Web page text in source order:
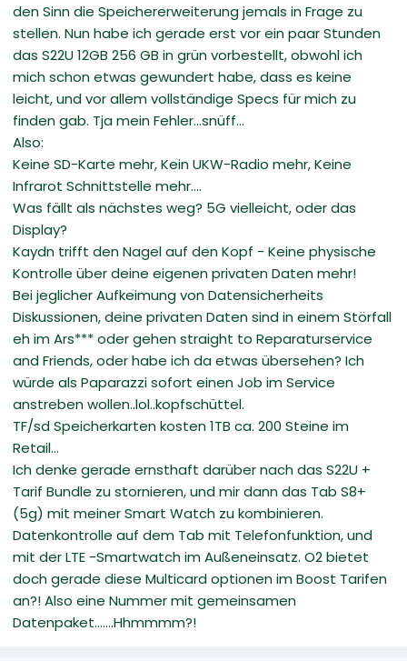
den Sinn die Speichererweiterung jemals in Frage zu
stellen. Nun habe ich gerade erst vor ein paar Stunden
das S22U 12GB 256 GB in grün vorbestellt, obwohl ich
mich schon etwas gewundert habe, dass es keine
leicht, und vor allem vollständige Specs für mich zu
finden gab. Tja mein Fehler...snüff...
Also:
Keine SD-Karte mehr, Kein UKW-Radio mehr, Keine
Infrarot Schnittstelle mehr....
Was fällt als nächstes weg? 5G vielleicht, oder das
Display?
Kaydn trifft den Nagel auf den Kopf - Keine physische
Kontrolle über deine eigenen privaten Daten mehr!
Bei jeglicher Aufkeimung von Datensicherheits
Diskussionen, deine privaten Daten sind in einem Störfall
eh im Ars*** oder gehen straight to Reparaturservice
and Friends, oder habe ich da etwas übersehen? Ich
würde als Paparazzi sofort einen Job im Service
anstreben wollen..lol..kopfschüttel.
TF/sd Speicherkarten kosten 1TB ca. 200 Steine im
Retail...
Ich denke gerade ernsthaft darüber nach das S22U +
Tarif Bundle zu stornieren, und mir dann das Tab S8+
(5g) mit meiner Smart Watch zu kombinieren.
Datenkontrolle auf dem Tab mit Telefonfunktion, und
mit der LTE -Smartwatch im Außeneinsatz. O2 bietet
doch gerade diese Multicard optionen im Boost Tarifen
an?! Also eine Nummer mit gemeinsamen
Datenpaket.......Hhmmmm?!